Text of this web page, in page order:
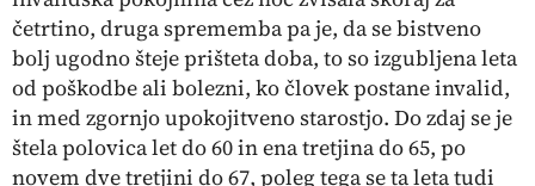
četrtino, druga sprememba pa je, da se bistveno
bolj ugodno šteje prišteta doba, to so izgubljena leta
od poškodbe ali bolezni, ko človek postane invalid,
in med zgornjo upokojitveno starostjo. Do zdaj se je
štela polovica let do 60 in ena tretjina do 65, po
novem dve tretjini do 67, poleg tega se ta leta tudi